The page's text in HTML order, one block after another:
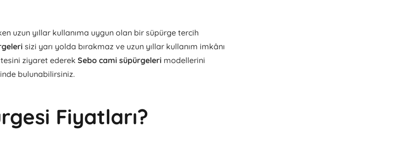
uzun yıllar kullanıma uygun olan bir süpürge tercih
sizi yarı yolda bırakmaz ve uzun yıllar kullanım imkânı
ziyaret ederekSebo cami süpürgeleri modellerini
bulunabilirsiniz.
Fiyatları?